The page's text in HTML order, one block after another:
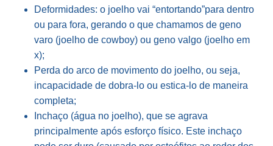
Deformidades: o joelho vai “entortando”para dentro
ou para fora, gerando o que chamamos de geno
varo (joelho de cowboy) ou geno valgo (joelho em
x);
Perda do arco de movimento do joelho, ou seja,
incapacidade de dobra-lo ou estica-lo de maneira
completa;
Inchaço (água no joelho), que se agrava
principalmente após esforço físico. Este inchaço